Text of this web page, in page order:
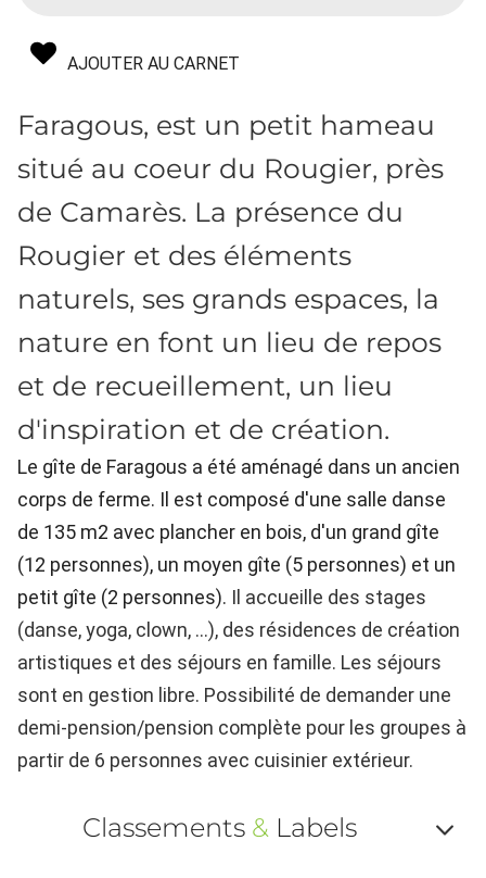
AJOUTER AU CARNET
Faragous, est un petit hameau
situé au coeur du Rougier, près
de Camarès. La présence du
Rougier et des éléments
naturels, ses grands espaces, la
nature en font un lieu de repos
et de recueillement, un lieu
d'inspiration et de création.
Le gîte de Faragous a été aménagé dans un ancien
corps de ferme. Il est composé d'une salle danse
de 135 m2 avec plancher en bois, d'un grand gîte
(12 personnes), un moyen gîte (5 personnes) et un
petit gîte (2 personnes). Il accueille des stages
(danse, yoga, clown, ...), des résidences de création
artistiques et des séjours en famille. Les séjours
sont en gestion libre. Possibilité de demander une
demi-pension/pension complète pour les groupes à
partir de 6 personnes avec cuisinier extérieur.
Classements &Labels